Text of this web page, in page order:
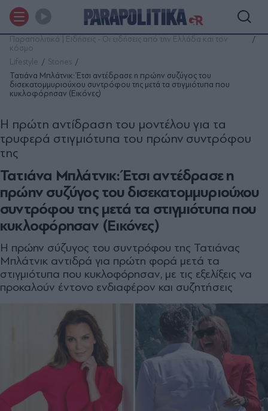
Παραπολιτικά | Ειδήσεις - Οι ειδήσεις από την Ελλάδα και τον
κόσμο
Lifestyle
Stories
Τατιάνα Μπλάτνικ: Έτσι αντέδρασε η πρώην συζύγος του
δισεκατομμυριούχου συντρόφου της μετά τα στιγμιότυπα που
κυκλοφόρησαν (Εικόνες)
Τατιάνα Μπλάτνικ: Έτσι αντέδρασε η
πρώην συζύγος του δισεκατομμυριούχου
συντρόφου της μετά τα στιγμιότυπα που
κυκλοφόρησαν (Εικόνες)
Η πρώτη αντίδραση του μοντέλου για τα
τρυφερά στιγμιότυπα του πρώην συντρόφου
της
Η πρώην σύζυγος του συντρόφου της Τατιάνας
Μπλάτνικ αντιδρά για πρώτη φορά μετά τα
στιγμιότυπα που κυκλοφόρησαν, με τις εξελίξεις να
προκαλούν έντονο ενδιαφέρον και συζητήσεις